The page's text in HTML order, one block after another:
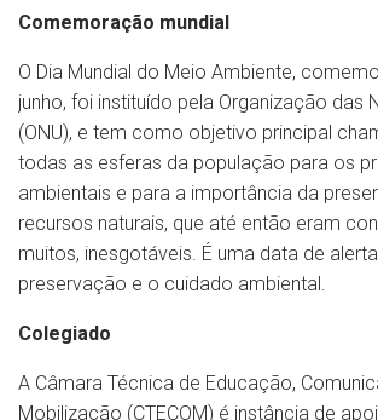
Comemoração mundial
O Dia Mundial do Meio Ambiente,
junho, foi instituído pela Organização das
(ONU), e tem como objetivo principal
todas as esferas da população para os
ambientais e para a importância da
recursos naturais, que até então eram
muitos, inesgotáveis. É uma data de
preservação e o cuidado ambiental.
Colegiado
A Câmara Técnica de Educação,
Mobilização (CTECOM) é instância de